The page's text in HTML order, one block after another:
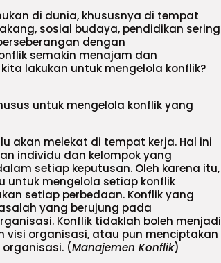
di dunia, khususnya di tempat
sosial budaya, pendidikan sering
dengan
semakin menajam dan
lakukan untuk mengelola konflik?
untuk mengelola konflik yang
akan melekat di tempat kerja. Hal ini
individu dan kelompok yang
setiap keputusan. Oleh karena itu,
untuk mengelola setiap konflik
setiap perbedaan. Konflik yang
yang berujung pada
Konflik tidaklah boleh menjadi
visi organisasi, atau pun menciptakan
(Manajemen Konflik)